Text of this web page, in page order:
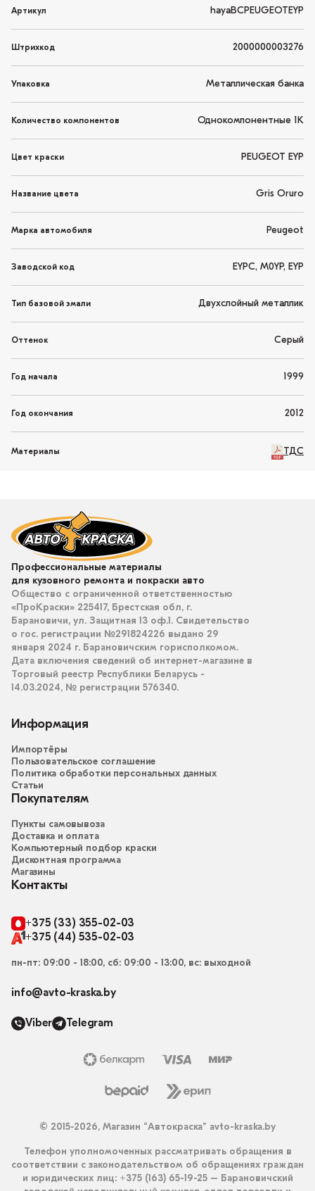
Артикул hayaBCPEUGEOTEYP
Штрихкод 2000000003276
Упаковка Металлическая банка
Количество компонентов Однокомпонентные 1K
Цвет краски PEUGEOT EYP
Название цвета Gris Oruro
Марка автомобиля Peugeot
Заводской код EYPC, M0YP, EYP
Тип базовой эмали Двухслойный металлик
Оттенок Серый
Год начала 1999
Год окончания 2012
Материалы ТДС
Профессиональные материалы
для кузовного ремонта и покраски авто
Общество с ограниченной ответственностью
«ПроКраски» 225417, Брестская обл, г.
Барановичи, ул. Защитная 13 оф.1. Свидетельство
о гос. регистрации №291824226 выдано 29
января 2024 г. Барановичским горисполкомом.
Дата включения сведений об интернет-магазине в
Торговый реестр Республики Беларусь -
14.03.2024, № регистрации 576340.
Информация
Импортёры
Пользовательское соглашение
Политика обработки персональных данных
Статьи
Покупателям
Пункты самовывоза
Доставка и оплата
Компьютерный подбор краски
Дисконтная программа
Магазины
Контакты
+375 (33) 355-02-03
+375 (44) 535-02-03
пн-пт: 09:00 - 18:00, сб: 09:00 - 13:00, вс: выходной
info@avto-kraska.by
Viber Telegram
© 2015-2026, Магазин “Автокраска” avto-kraska.by
Телефон уполномоченных рассматривать обращения в
соответствии с законодательством об обращениях граждан
и юридических лиц: +375 (163) 65-19-25 – Барановичский